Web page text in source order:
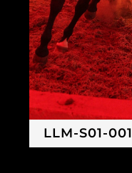
LLM-S01-001